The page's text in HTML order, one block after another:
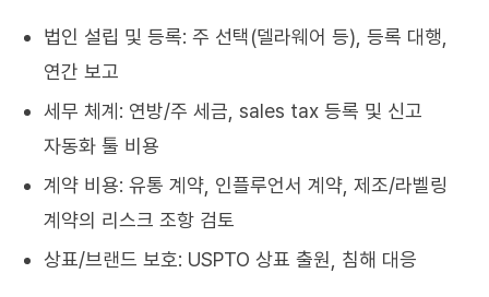
법인 설립 및 등록: 주 선택(델라웨어 등), 등록 대행,
연간 보고
세무 체계: 연방/주 세금, sales tax 등록 및 신고
자동화 툴 비용
계약 비용: 유통 계약, 인플루언서 계약, 제조/라벨링
계약의 리스크 조항 검토
상표/브랜드 보호: USPTO 상표 출원, 침해 대응